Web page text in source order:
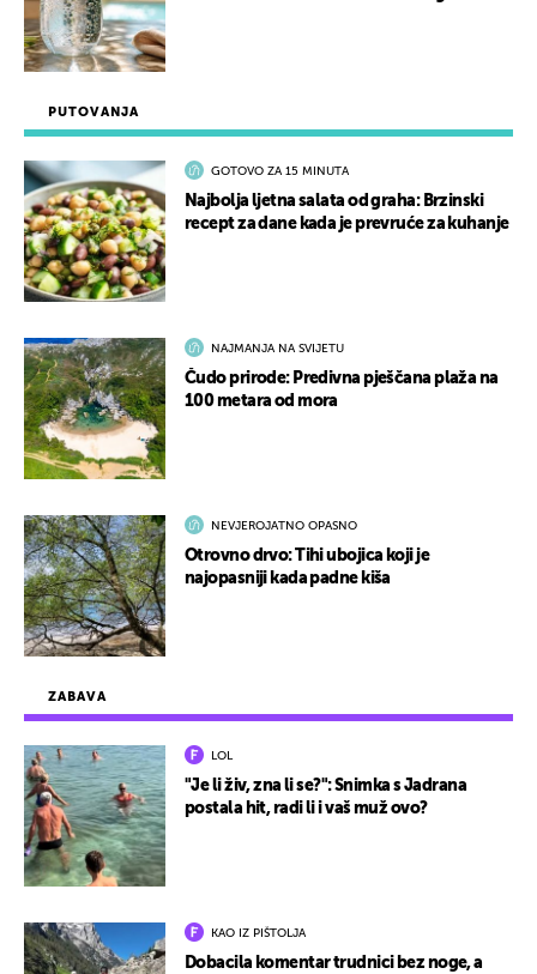
ZABAVA
LOL
"Je li živ, zna li se?": Snimka s Jadrana
postala hit, radi li i vaš muž ovo?
KAO IZ PIŠTOLJA
Dobacila komentar trudnici bez noge, a
PUTOVANJA
GOTOVO ZA 15 MINUTA
Najbolja ljetna salata od graha: Brzinski
recept za dane kada je prevruće za kuhanje
NAJMANJA NA SVIJETU
Čudo prirode: Predivna pješčana plaža na
100 metara od mora
NEVJEROJATNO OPASNO
Otrovno drvo: Tihi ubojica koji je
najopasniji kada padne kiša